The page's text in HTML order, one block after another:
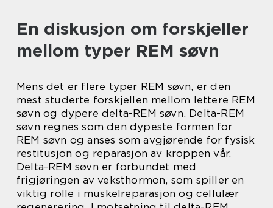
En diskusjon om forskjeller
mellom typer REM søvn
Mens det er flere typer REM søvn, er den
mest studerte forskjellen mellom lettere REM
søvn og dypere delta-REM søvn. Delta-REM
søvn regnes som den dypeste formen for
REM søvn og anses som avgjørende for fysisk
restitusjon og reparasjon av kroppen vår.
Delta-REM søvn er forbundet med
frigjøringen av veksthormon, som spiller en
viktig rolle i muskelreparasjon og cellulær